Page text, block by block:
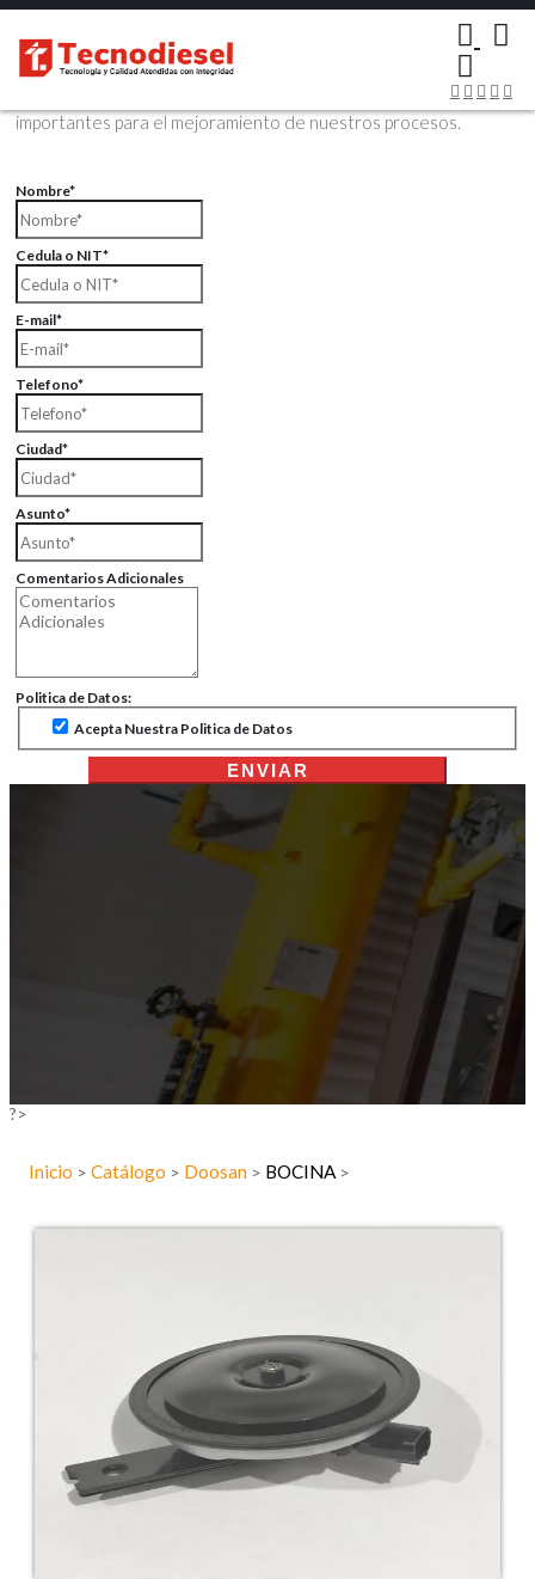
Contáctenos Vía Email
Envíenos sus datos con sus comentarios, sus opiniones son muy
importantes para el mejoramiento de nuestros procesos.
Nombre*
Cedula o NIT*
E-mail*
Telefono*
Ciudad*
Asunto*
Comentarios Adicionales
Politica de Datos:
Acepta Nuestra Politica de Datos
ENVIAR
?>
Inicio > Catálogo > Doosan > BOCINA >